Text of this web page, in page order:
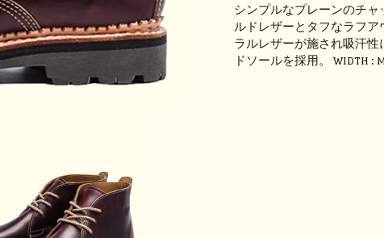
シンプルなプレーンのチ
ルドレザーとタフなラフ
ラルレザーが施され吸汗
ドソールを採用。 WIDTH :